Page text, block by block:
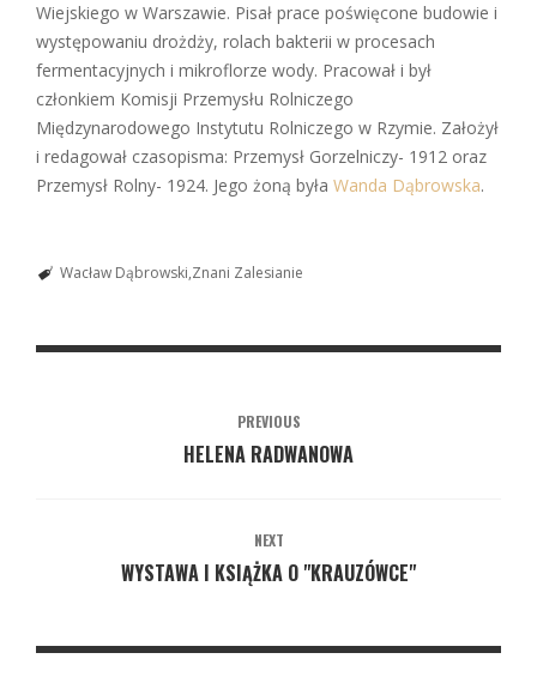
Wiejskiego w Warszawie. Pisał prace poświęcone budowie i
występowaniu drożdży, rolach bakterii w procesach
fermentacyjnych i mikroflorze wody. Pracował i był
członkiem Komisji Przemysłu Rolniczego
Międzynarodowego Instytutu Rolniczego w Rzymie. Założył
i redagował czasopisma: Przemysł Gorzelniczy- 1912 oraz
Przemysł Rolny- 1924. Jego żoną była Wanda Dąbrowska.
Wacław Dąbrowski Znani Zalesianie
PREVIOUS
HELENA RADWANOWA
NEXT
WYSTAWA I KSIĄŻKA O "KRAUZÓWCE"